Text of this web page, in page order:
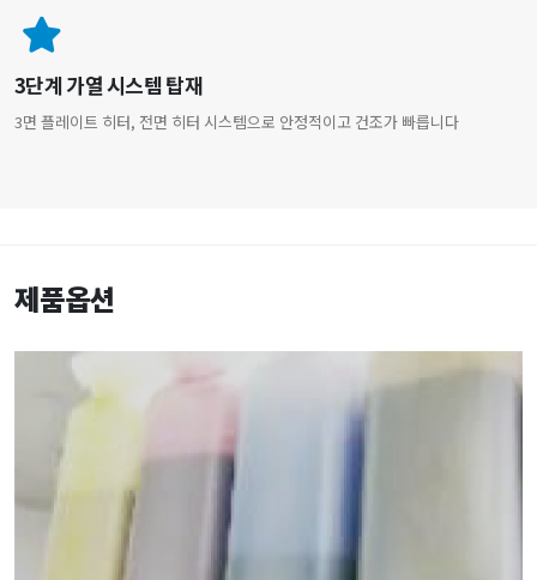
3단계 가열 시스템 탑재
3면 플레이트 히터, 전면 히터 시스템으로 안정적이고 건조가 빠릅니다
제품옵션